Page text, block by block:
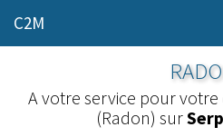
C2M
A votre service pour
(Radon) sur